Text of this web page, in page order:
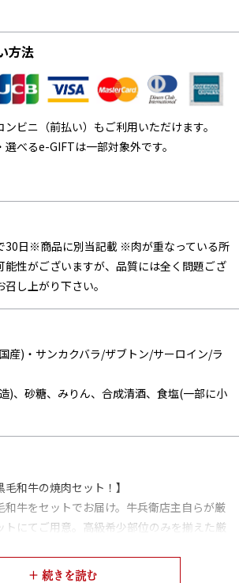
方法
ビニ（前払い）もご利用いただけます。
べるe-GIFTは一部対象外です。
30日※商品に別当記載 ※肉が重なっている所
能性がございますが、品質には全く問題ござ
し上がり下さい。
産)・サンカクバラ/ザブトン/サーロイン/ラ
)、砂糖、みりん、合成清酒、食塩(一部に小
毛和牛の焼肉セット！】
和牛をセットでお届け。牛兵衛店主自らが厳
トにてご用意。高級希少部位のみを揃えた厳
いただけます。